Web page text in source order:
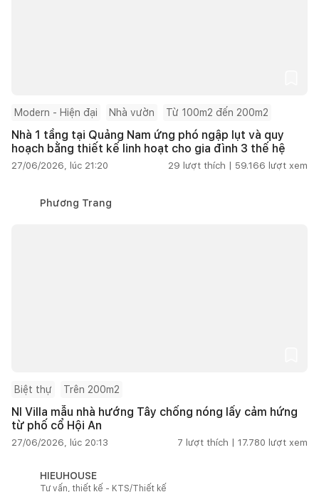
Modern - Hiện đại Nhà vườn Từ 100m2 đến 200m2
Nhà 1 tầng tại Quảng Nam ứng phó ngập lụt và quy
hoạch bằng thiết kế linh hoạt cho gia đình 3 thế hệ
27/06/2026, lúc 21:20 29 lượt thích | 59.166 lượt xem
Phương Trang
Biệt thự Trên 200m2
NI Villa mẫu nhà hướng Tây chống nóng lấy cảm hứng
từ phố cổ Hội An
27/06/2026, lúc 20:13 7 lượt thích | 17.780 lượt xem
HIEUHOUSE
Tư vấn, thiết kế - KTS/Thiết kế